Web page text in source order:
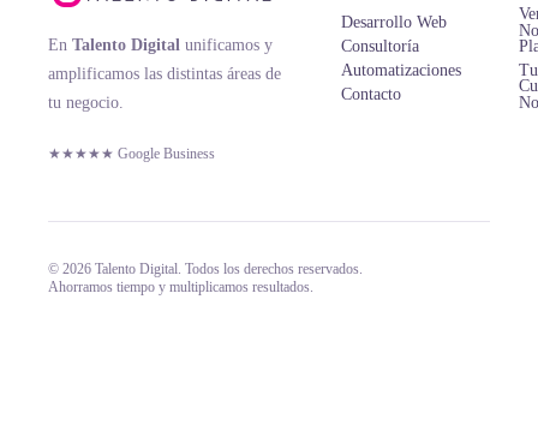
En Talento Digital unificamos y
amplificamos las distintas áreas de
tu negocio.
★★★★★ Google Business
Desarrollo Web
Consultoría
Automatizaciones
Contacto
© 2026 Talento Digital. Todos los derechos reservados.
Ahorramos tiempo y multiplicamos resultados.